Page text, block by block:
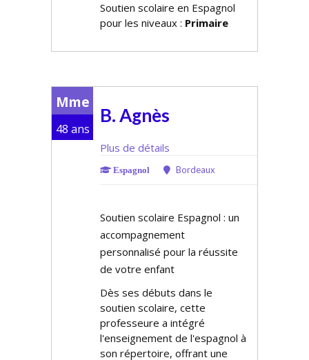
Soutien scolaire en Espagnol
pour les niveaux : Primaire
Mme
48 ans
B. Agnès
Plus de détails
Espagnol Bordeaux
Soutien scolaire Espagnol : un
accompagnement
personnalisé pour la réussite
de votre enfant
Dès ses débuts dans le
soutien scolaire, cette
professeure a intégré
l'enseignement de l'espagnol à
son répertoire, offrant une